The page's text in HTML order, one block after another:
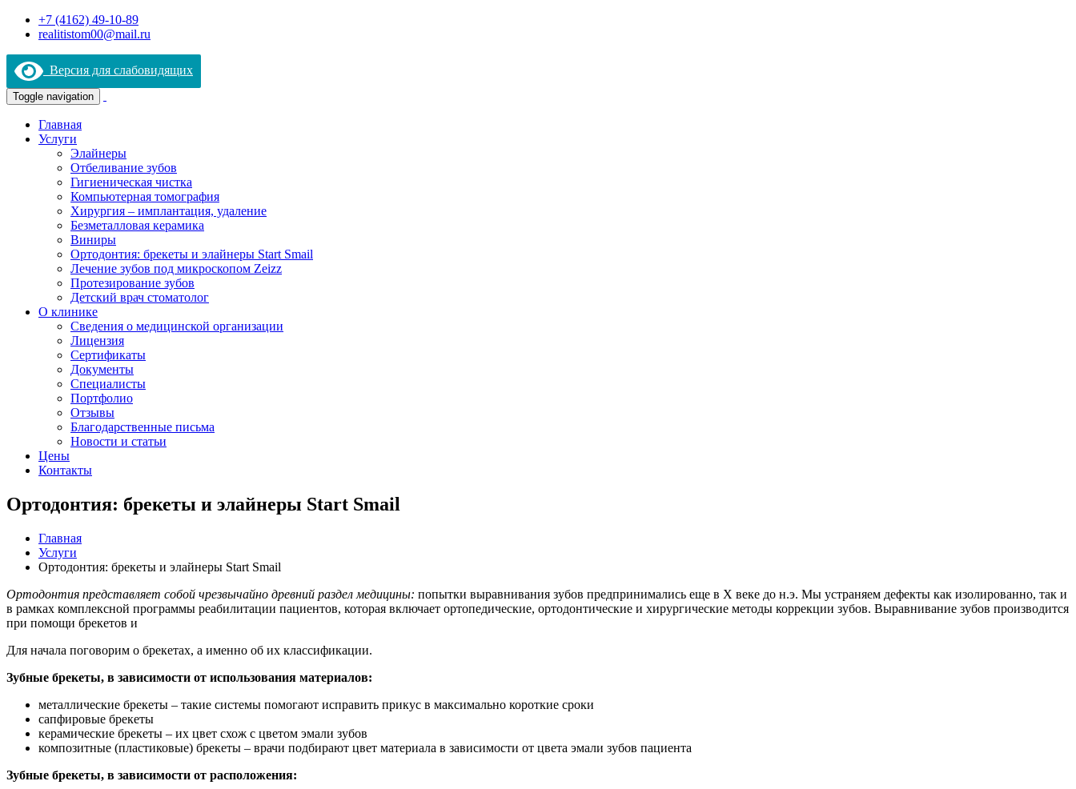
+7 (4162) 49-10-89
realitistom00@mail.ru
Версия для слабовидящих
Toggle navigation
Главная
Услуги
Элайнеры
Отбеливание зубов
Гигиеническая чистка
Компьютерная томография
Хирургия – имплантация, удаление
Безметалловая керамика
Виниры
Ортодонтия: брекеты и элайнеры Start Smail
Лечение зубов под микроскопом Zeizz
Протезирование зубов
Детский врач стоматолог
О клинике
Сведения о медицинской организации
Лицензия
Сертификаты
Документы
Специалисты
Портфолио
Отзывы
Благодарственные письма
Новости и статьи
Цены
Контакты
Ортодонтия: брекеты и элайнеры Start Smail
Главная
Услуги
Ортодонтия: брекеты и элайнеры Start Smail
Ортодонтия представляет собой чрезвычайно древний раздел медицины: попытки выравнивания зубов предпринимались еще в Х веке до н.э. Мы устраняем дефекты как изолированно, так и
в рамках комплексной программы реабилитации пациентов, которая включает ортопедические, ортодонтические и хирургические методы коррекции зубов. Выравнивание зубов производится
при помощи брекетов и
Для начала поговорим о брекетах, а именно об их классификации.
Зубные брекеты, в зависимости от использования материалов:
металлические брекеты – такие системы помогают исправить прикус в максимально короткие сроки
сапфировые брекеты
керамические брекеты – их цвет схож с цветом эмали зубов
композитные (пластиковые) брекеты – врачи подбирают цвет материала в зависимости от цвета эмали зубов пациента
Зубные брекеты, в зависимости от расположения: